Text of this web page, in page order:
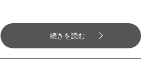
続きを読む